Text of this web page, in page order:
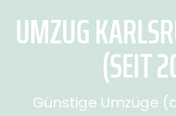
UMZUG
(SEIT
Günstige Umzüge